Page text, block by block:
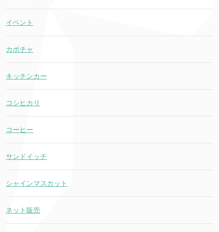
イベント
カボチャ
キッチンカー
コシヒカリ
コーヒー
サンドイッチ
シャインマスカット
ネット販売